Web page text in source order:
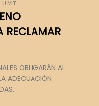
UMT
RECLAMAR
OBLIGARÁN AL
ADECUACIÓN